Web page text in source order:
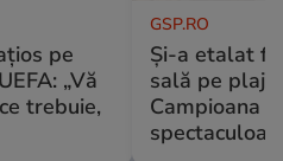
pe
„Vă
trebuie,
GSP.RO
Și-a etalat
sală pe
Campioana